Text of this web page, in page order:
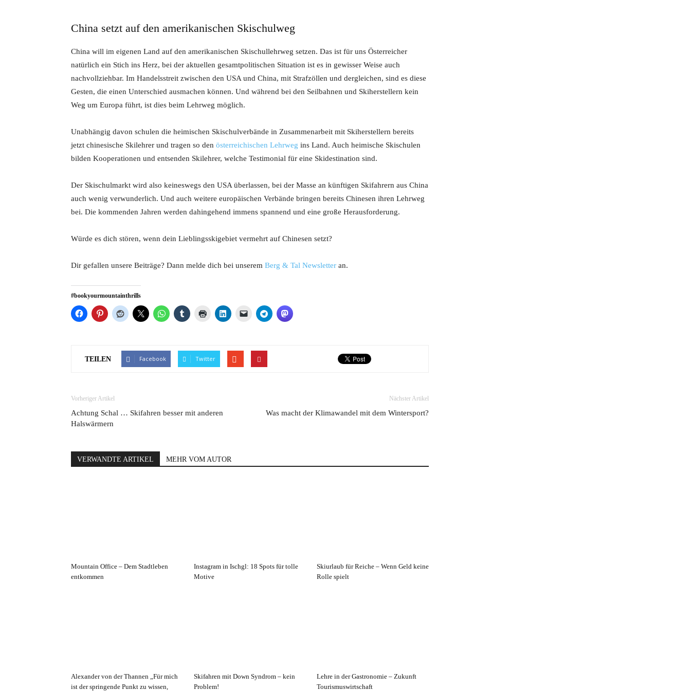
China setzt auf den amerikanischen Skischulweg
China will im eigenen Land auf den amerikanischen Skischullehrweg setzen. Das ist für uns Österreicher
natürlich ein Stich ins Herz, bei der aktuellen gesamtpolitischen Situation ist es in gewisser Weise auch
nachvollziehbar. Im Handelsstreit zwischen den USA und China, mit Strafzöllen und dergleichen, sind es diese
Gesten, die einen Unterschied ausmachen können. Und während bei den Seilbahnen und Skiherstellern kein
Weg um Europa führt, ist dies beim Lehrweg möglich.
Unabhängig davon schulen die heimischen Skischulverbände in Zusammenarbeit mit Skiherstellern bereits
jetzt chinesische Skilehrer und tragen so den österreichischen Lehrweg ins Land. Auch heimische Skischulen
bilden Kooperationen und entsenden Skilehrer, welche Testimonial für eine Skidestination sind.
Der Skischulmarkt wird also keineswegs den USA überlassen, bei der Masse an künftigen Skifahrern aus China
auch wenig verwunderlich. Und auch weitere europäischen Verbände bringen bereits Chinesen ihren Lehrweg
bei. Die kommenden Jahren werden dahingehend immens spannend und eine große Herausforderung.
Würde es dich stören, wenn dein Lieblingsskigebiet vermehrt auf Chinesen setzt?
Dir gefallen unsere Beiträge? Dann melde dich bei unserem Berg & Tal Newsletter an.
#bookyourmountainthrills
TEILEN Facebook Twitter
Vorheriger Artikel
Achtung Schal … Skifahren besser mit anderen
Halswärmern
Nächster Artikel
Was macht der Klimawandel mit dem Wintersport?
VERWANDTE ARTIKEL MEHR VOM AUTOR
Mountain Office – Dem Stadtleben
entkommen
Instagram in Ischgl: 18 Spots für tolle
Motive
Skiurlaub für Reiche – Wenn Geld keine
Rolle spielt
Alexander von der Thannen „Für mich
ist der springende Punkt zu wissen,
Skifahren mit Down Syndrom – kein
Problem!
Lehre in der Gastronomie – Zukunft
Tourismuswirtschaft